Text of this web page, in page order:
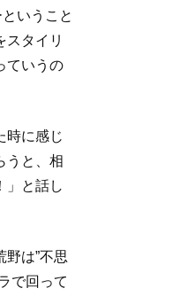
いうこと
スタイリ
ていうの
時に感じ
うと、相
」と話し
は”不思
で回って